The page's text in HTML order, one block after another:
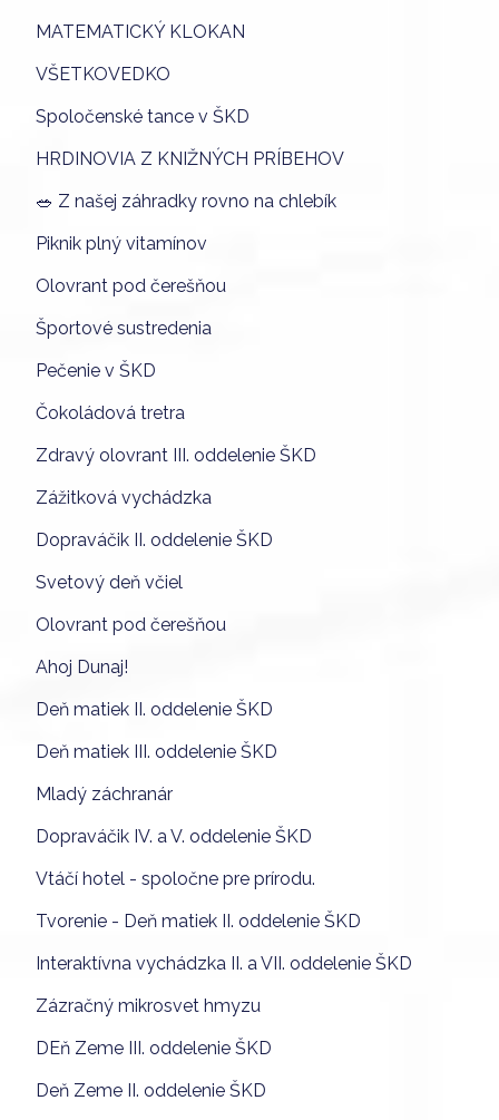
MATEMATICKÝ KLOKAN
VŠETKOVEDKO
Spoločenské tance v ŠKD
HRDINOVIA Z KNIŽNÝCH PRÍBEHOV
🥗 Z našej záhradky rovno na chlebík
Piknik plný vitamínov
Olovrant pod čerešňou
Športové sustredenia
Pečenie v ŠKD
Čokoládová tretra
Zdravý olovrant III. oddelenie ŠKD
Zážitková vychádzka
Dopraváčik II. oddelenie ŠKD
Svetový deň včiel
Olovrant pod čerešňou
Ahoj Dunaj!
Deň matiek II. oddelenie ŠKD
Deň matiek III. oddelenie ŠKD
Mladý záchranár
Dopraváčik IV. a V. oddelenie ŠKD
Vtáčí hotel - spoločne pre prírodu.
Tvorenie - Deň matiek II. oddelenie ŠKD
Interaktívna vychádzka II. a VII. oddelenie ŠKD
Zázračný mikrosvet hmyzu
DEň Zeme III. oddelenie ŠKD
Deň Zeme II. oddelenie ŠKD